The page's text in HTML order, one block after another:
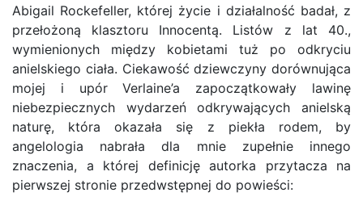
Abigail Rockefeller, której życie i działalność badał, z
przełożoną klasztoru Innocentą. Listów z lat 40.,
wymienionych między kobietami tuż po odkryciu
anielskiego ciała. Ciekawość dziewczyny dorównująca
mojej i upór Verlaine’a zapoczątkowały lawinę
niebezpiecznych wydarzeń odkrywających anielską
naturę, która okazała się z piekła rodem, by
angelologia nabrała dla mnie zupełnie innego
znaczenia, a której definicję autorka przytacza na
pierwszej stronie przedwstępnej do powieści: